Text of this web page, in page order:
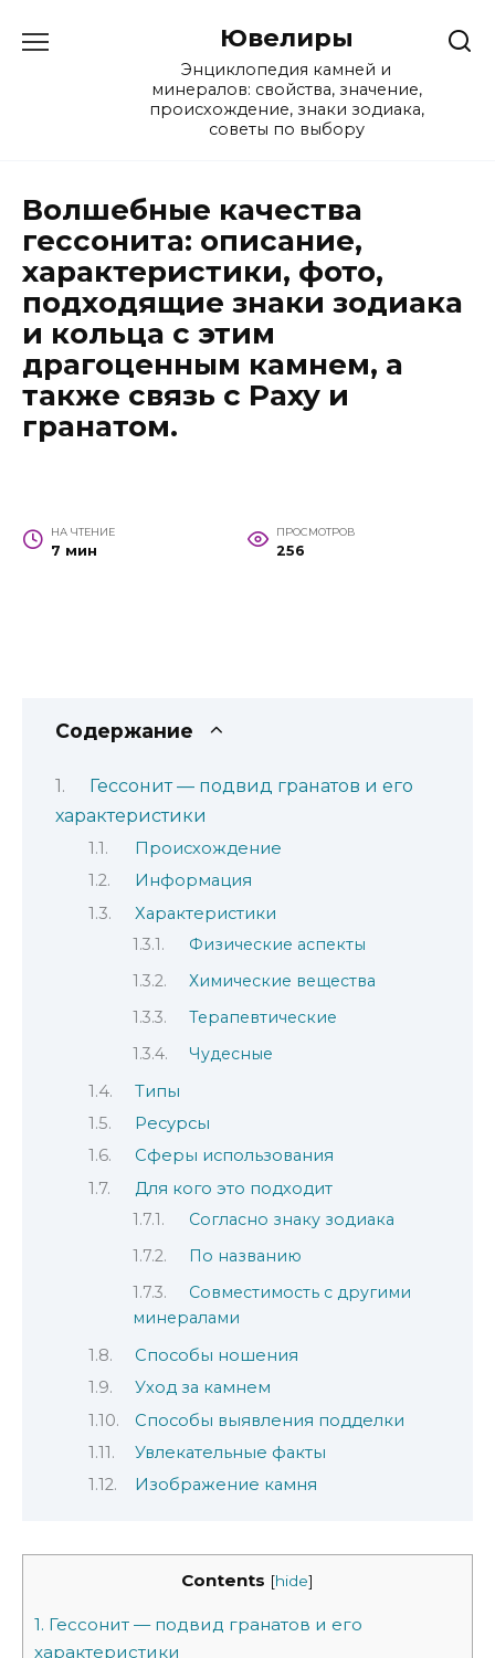
Ювелиры
Энциклопедия камней и
минералов: свойства, значение,
происхождение, знаки зодиака,
советы по выбору
Волшебные качества
гессонита: описание,
характеристики, фото,
подходящие знаки зодиака
и кольца с этим
драгоценным камнем, а
также связь с Раху и
гранатом.
НА ЧТЕНИЕ
7 мин
ПРОСМОТРОВ
256
Содержание
Гессонит — подвид гранатов и его
характеристики
Происхождение
Информация
Характеристики
Физические аспекты
Химические вещества
Терапевтические
Чудесные
Типы
Ресурсы
Сферы использования
Для кого это подходит
Согласно знаку зодиака
По названию
Совместимость с другими
минералами
Способы ношения
Уход за камнем
Способы выявления подделки
Увлекательные факты
Изображение камня
Contents [hide]
1. Гессонит — подвид гранатов и его
характеристики